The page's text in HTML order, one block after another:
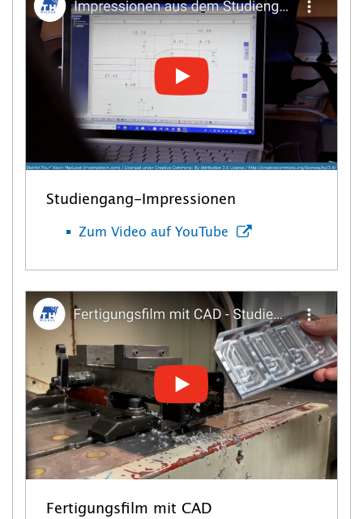
Studiengang-Impressionen
Zum Video auf YouTube
Fertigungsfilm mit CAD